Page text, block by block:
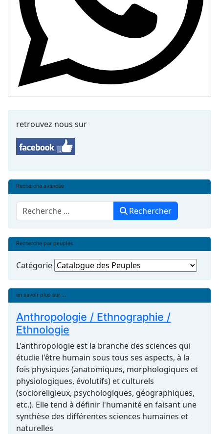
retrouvez nous sur
Recherche avancée
Rechercher Rechercher
Recherche par peuples
Catégorie
en savoir plus sur ...
Anthropologie / Ethnographie /
Ethnologie
L'anthropologie est la branche des sciences qui
étudie l'être humain sous tous ses aspects, à la
fois physiques (anatomiques, morphologiques et
physiologiques, évolutifs) et culturels
(socioreligieux, psychologiques, géographiques,
etc.). Elle tend à définir l'humanité en faisant une
synthèse des différentes sciences humaines et
naturelles